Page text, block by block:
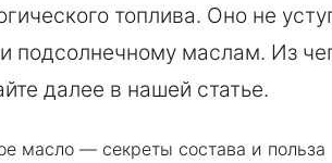
топлива. Оно не
подсолнечному маслам. Из
далее в нашей статье.